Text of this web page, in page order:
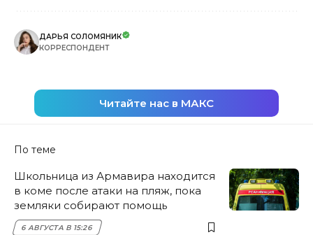
ДАРЬЯ СОЛОМЯНИК
КОРРЕСПОНДЕНТ
Читайте нас в МАКС
По теме
Школьница из Армавира находится
в коме после атаки на пляж, пока
земляки собирают помощь
6 АВГУСТА В 15:26